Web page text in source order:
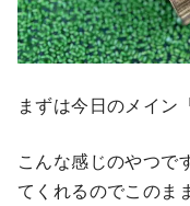
まずは今日のメイン
こんな感じのやつで
てくれるのでこのま